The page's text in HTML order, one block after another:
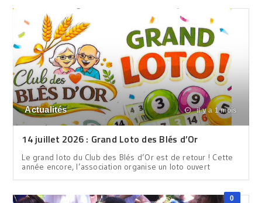
Actualités il y a 1 mois
14 juillet 2026 : Grand Loto des Blés d’Or
Le grand loto du Club des Blés d’Or est de retour ! Cette
année encore, l’association organise un loto ouvert
0